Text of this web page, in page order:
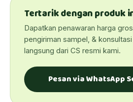
Tertarik dengan produk
Dapatkan penawaran harga
pengiriman sampel, &
langsung dari CS resmi kami.
Pesan via WhatsApp